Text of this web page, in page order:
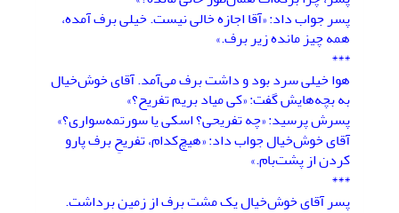
پسر جواب داد: «آقا اجازه خالی نیست. خیلی برف آمده،
همه چیز مانده زیر برف.»
***
هوا خیلی سرد بود و داشت برف می‌آمد. آقای خوش‌خیال
به بچه‌هایش گفت: «کی میاد بریم تفریح؟»
پسرش پرسید: «چه تفریحی؟ اسکی یا سورتمه‌سواری؟»
آقای خوش‌خیال جواب داد: «هیچ‌کدام، تفریحِ برف پارو
کردن از پشت‌بام.»
***
پسر آقای خوش‌خیال یک مشت برف از زمین برداشت.